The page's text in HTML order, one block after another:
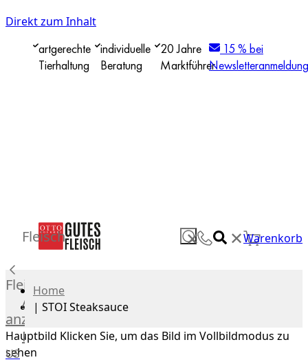
Direkt zum Inhalt
artgerechte
Tierhaltung
individuelle
Beratung
20 Jahre
Marktführer
15 % bei
Newsletteranmeldung
✕ ✕Warenkorb
Fleisch
Fleisch
Alle
anzeigen
Rind
US
Home
| STOI Steaksauce
Hauptbild Klicken Sie, um das Bild im Vollbildmodus zu
sehen